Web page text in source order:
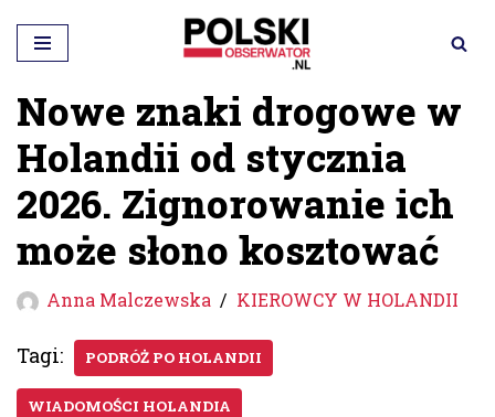
Przejdź
do
treści
Nowe znaki drogowe w
Holandii od stycznia
2026. Zignorowanie ich
może słono kosztować
Anna Malczewska KIEROWCY W HOLANDII
Tagi: PODRÓŻ PO HOLANDII
WIADOMOŚCI HOLANDIA